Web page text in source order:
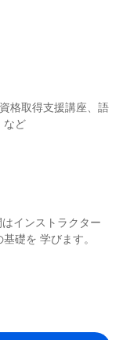
格取得支援講座、語
インストラクター